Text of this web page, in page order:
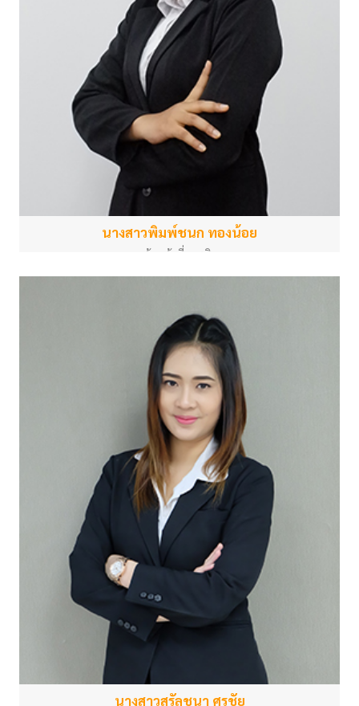
นางสาวพิมพ์ชนก ทองน้อย
เจ้าหน้าที่การเงิน
pimchanok.thg@gmail.com
นางสาวสุรัลชนา ศรชัย